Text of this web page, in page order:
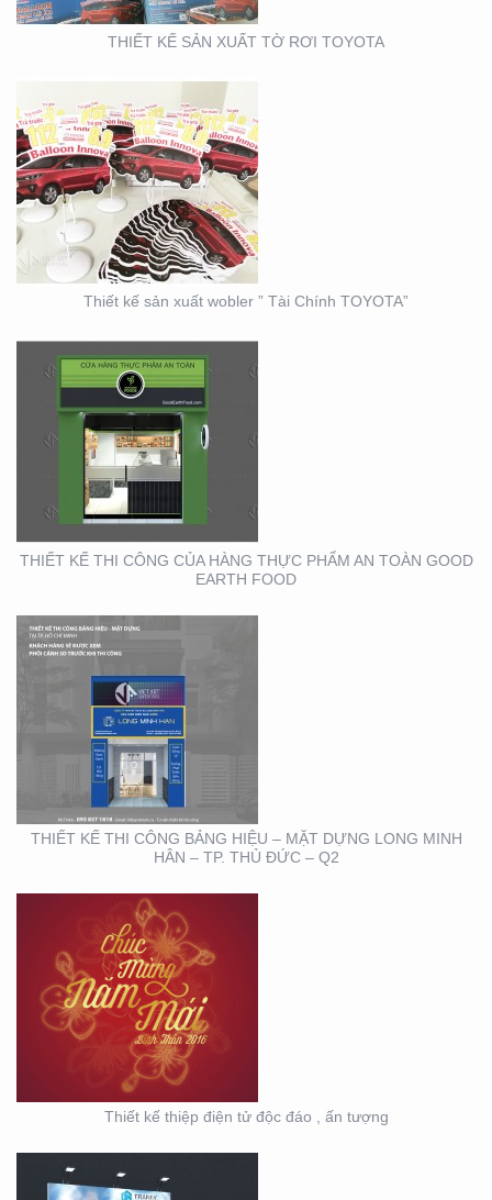
THIẾT KẾ SẢN XUẤT TỜ RƠI TOYOTA
Thiết kế sản xuất wobler ” Tài Chính TOYOTA”
THIẾT KẾ THI CÔNG
CỦA HÀNG THỰC PHẨM
AN TOÀN GOOD EARTH
FOOD
THIẾT KẾ THI CÔNG CỦA HÀNG THỰC PHẨM AN TOÀN GOOD
EARTH FOOD
THIẾT KẾ THI CÔNG
BẢNG HIỆU – MẶT
DỰNG LONG MINH HÂN
– TP. THỦ ĐỨC – Q2
THIẾT KẾ THI CÔNG BẢNG HIỆU – MẶT DỰNG LONG MINH
HÂN – TP. THỦ ĐỨC – Q2
THIẾT KẾ THIỆP ĐIỆN
TỬ ĐỘC ĐÁO , ẤN
TƯỢNG
Thiết kế thiệp điện tử độc đáo , ấn tượng
HỘI NGHỊ KHOA HỌC
DA LIỄU MIỀN NAM 2020
(BOOTH TRANFA)